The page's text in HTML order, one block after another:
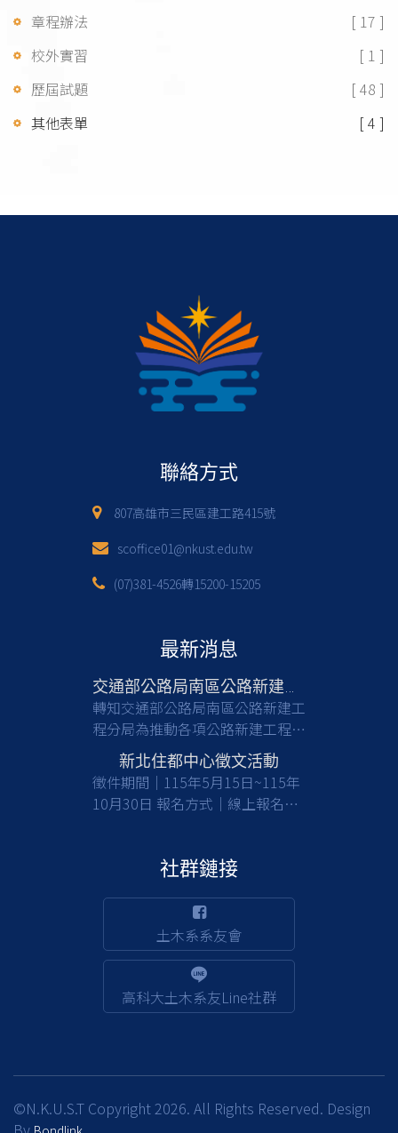
章程辦法
[ 17 ]
校外實習
[ 1 ]
歷屆試題
[ 48 ]
其他表單
[ 4 ]
聯絡方式
807高雄市三民區建工路415號
scoffice01@nkust.edu.tw
(07)381-4526轉15200-15205
最新消息
轉知交通部公路局南區公路新建工
程分局為推動各項公路新建工程，
亟需具備土木工程等相關專業背景
之人才加入，共同提升公共工程品
質與建設效能，請有意從事公部門
工程建設工作之應屆畢業生及校友
(含相關職缺資訊)1份，請於截止
日前(115/8/17)，至行政院人事行
政總處事求人機關徵才系統
(https://web3.dgpa.gov.tw/want03front/AP/
)，在機關名稱輸入「交通部公路
局南區公路新建工程分局」，可查
詢職缺相關資訊並完成報名；該分
局約用職缺也將不定期刊登於該徵
話：(05)362-8111 分機256賴小
新北住都中心徵文活動
徵件期間｜115年5月15日~115年
10月30日 報名方式｜線上報名及
社群鏈接
土木系系友會
高科大土木系友Line社群
©N.K.U.S.T Copyright 2026. All Rights Reserved. Design